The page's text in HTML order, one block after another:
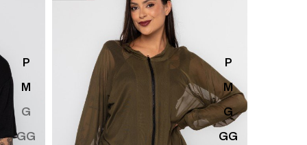
P
M
G
GG
P
M
G
GG